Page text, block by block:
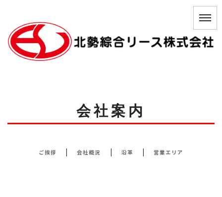
会社案内
ご挨拶 | 会社概況 | 沿革 | 営業エリア